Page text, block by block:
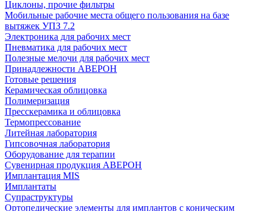
Циклоны, прочие фильтры
Мобильные рабочие места общего пользования на базе
вытяжек УПЗ 7.2
Электроника для рабочих мест
Пневматика для рабочих мест
Полезные мелочи для рабочих мест
Принадлежности АВЕРОН
Готовые решения
Керамическая облицовка
Полимеризация
Пресскерамика и облицовка
Термопрессование
Литейная лаборатория
Гипсовочная лаборатория
Оборудование для терапии
Сувенирная продукция АВЕРОН
Имплантация MIS
Имплантаты
Супраструктуры
Ортопедические элементы для имплантов с коническим